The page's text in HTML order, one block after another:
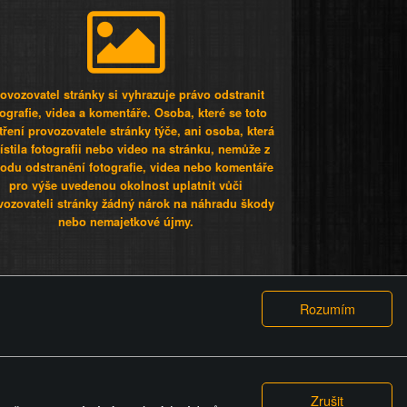
stránky si vyhrazuje právo odstranit
videa a komentáře. Osoba, které se toto
provozovatele stránky týče, ani osoba, která
fotografii nebo video na stránku, nemůže z
odstranění fotografie, videa nebo komentáře
pro výše uvedenou okolnost uplatnit vůči
stránky žádný nárok na náhradu škody
nebo nemajetkové újmy.
GDPR COOKIES